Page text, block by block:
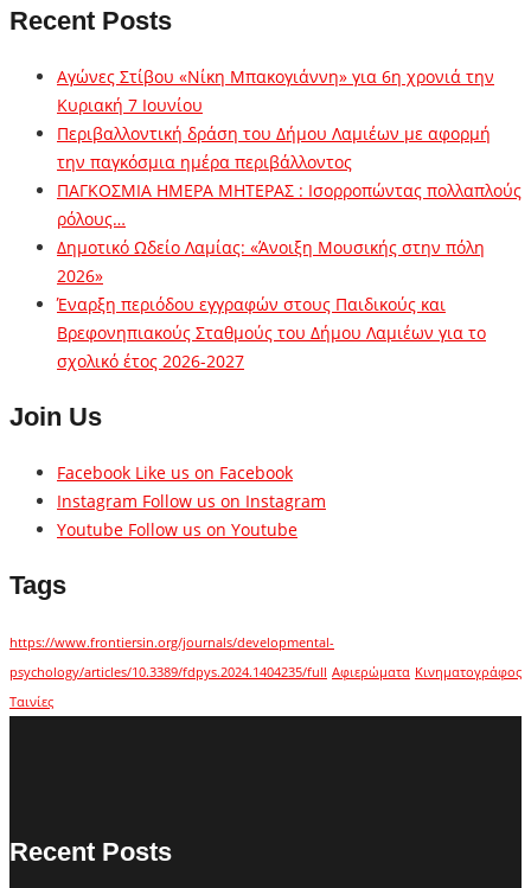
Recent Posts
Αγώνες Στίβου «Νίκη Μπακογιάννη» για 6η χρονιά την
Κυριακή 7 Ιουνίου
Περιβαλλοντική δράση του Δήμου Λαμιέων με αφορμή
την παγκόσμια ημέρα περιβάλλοντος
ΠΑΓΚΟΣΜΙΑ ΗΜΕΡΑ ΜΗΤΕΡΑΣ : Ισορροπώντας πολλαπλούς
ρόλους…
Δημοτικό Ωδείο Λαμίας: «Άνοιξη Μουσικής στην πόλη
2026»
Έναρξη περιόδου εγγραφών στους Παιδικούς και
Βρεφονηπιακούς Σταθμούς του Δήμου Λαμιέων για το
σχολικό έτος 2026-2027
Join Us
Facebook Like us on Facebook
Instagram Follow us on Instagram
Youtube Follow us on Youtube
Tags
https://www.frontiersin.org/journals/developmental-
psychology/articles/10.3389/fdpys.2024.1404235/full Αφιερώματα Κινηματογράφος
Ταινίες
Recent Posts